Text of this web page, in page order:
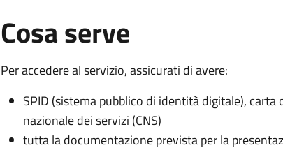
Cosa serve
Per accedere al servizio, assicurati di avere:
SPID (sistema pubblico di identità digitale), carta
nazionale dei servizi (CNS)
tutta la documentazione prevista per la